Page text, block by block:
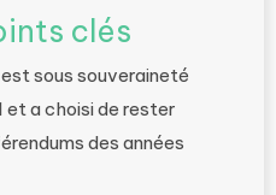
clés
sous souveraineté
et a choisi de rester
des années